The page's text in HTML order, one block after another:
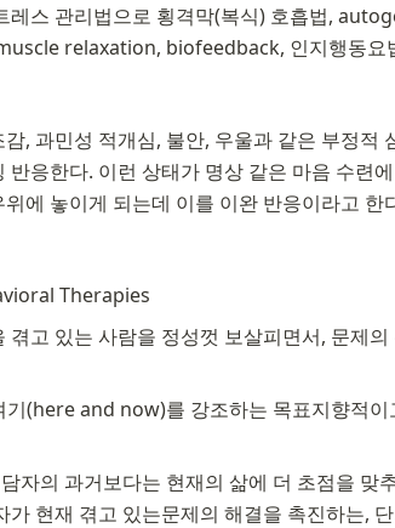
레스 관리법으로 횡격막(복식) 호흡법,
relaxation, biofeedback, 인지행동요
, 과민성 적개심, 불안, 우울과 같은 부정적
반응한다. 이런 상태가 명상 같은 마음 수련
에 놓이게 되는데 이를 이완 반응이라고 한
Therapies
겪고 있는 사람을 정성껏 보살피면서, 문제
기(here and now)를 강조하는 목표지향적이
자의 과거보다는 현재의 삶에 더 초점을 맞
가 현재 겪고 있는문제의 해결을 촉진하는,